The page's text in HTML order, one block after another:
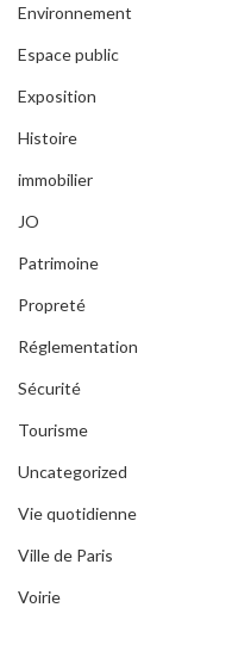
Environnement
Espace public
Exposition
Histoire
immobilier
JO
Patrimoine
Propreté
Réglementation
Sécurité
Tourisme
Uncategorized
Vie quotidienne
Ville de Paris
Voirie